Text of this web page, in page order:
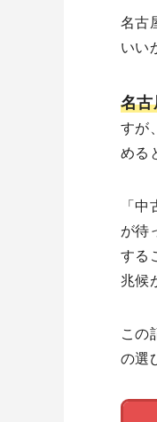
名古
いい
名
すが
める
「
が待
する
兆候
この
の選